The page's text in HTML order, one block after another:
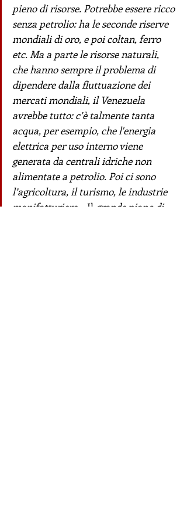
pieno di risorse. Potrebbe essere ricco
senza petrolio: ha le seconde riserve
mondiali di oro, e poi coltan, ferro
etc. Ma a parte le risorse naturali,
che hanno sempre il problema di
dipendere dalla fluttuazione dei
mercati mondiali, il Venezuela
avrebbe tutto: c’è talmente tanta
acqua, per esempio, che l'energia
elettrica per uso interno viene
generata da centrali idriche non
alimentate a petrolio. Poi ci sono
l’agricoltura, il turismo, le industrie
manifatturiere…
Il grande piano di